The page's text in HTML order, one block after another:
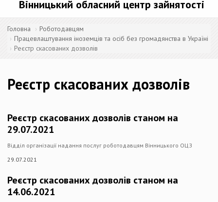
Вінницький обласний центр зайнятості
Головна
Роботодавцям
Працевлаштування іноземців та осіб без громадянства в Україні
Реєстр скасованих дозволів
Реєстр скасованих дозволів
Реєстр скасованих дозволів станом на
29.07.2021
Відділ організації надання послуг роботодавцям Вінницького ОЦЗ
29.07.2021
Реєстр скасованих дозволів станом на
14.06.2021